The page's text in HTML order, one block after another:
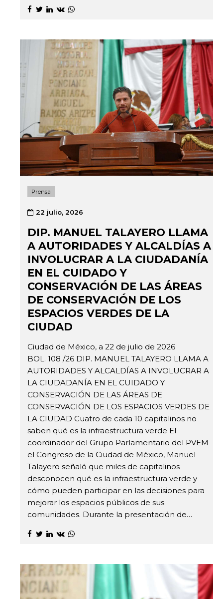
Prensa
22 julio, 2026
DIP. MANUEL TALAYERO LLAMA
A AUTORIDADES Y ALCALDÍAS A
INVOLUCRAR A LA CIUDADANÍA
EN EL CUIDADO Y
CONSERVACIÓN DE LAS ÁREAS
DE CONSERVACIÓN DE LOS
ESPACIOS VERDES DE LA
CIUDAD
Ciudad de México, a 22 de julio de 2026
BOL. 108 /26 DIP. MANUEL TALAYERO LLAMA A
AUTORIDADES Y ALCALDÍAS A INVOLUCRAR A
LA CIUDADANÍA EN EL CUIDADO Y
CONSERVACIÓN DE LAS ÁREAS DE
CONSERVACIÓN DE LOS ESPACIOS VERDES DE
LA CIUDAD Cuatro de cada 10 capitalinos no
saben qué es la infraestructura verde El
coordinador del Grupo Parlamentario del PVEM
el Congreso de la Ciudad de México, Manuel
Talayero señaló que miles de capitalinos
desconocen qué es la infraestructura verde y
cómo pueden participar en las decisiones para
mejorar los espacios públicos de sus
comunidades. Durante la presentación de…